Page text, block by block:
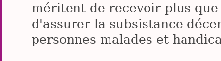
méritent de recevoir plus
d'assurer la subsistance
personnes malades et